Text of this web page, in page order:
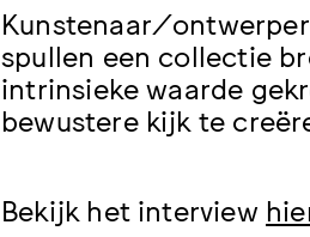
Kunstenaar/ontwerper
spullen een collectie
intrinsieke waarde
bewustere kijk te
Bekijk het interview